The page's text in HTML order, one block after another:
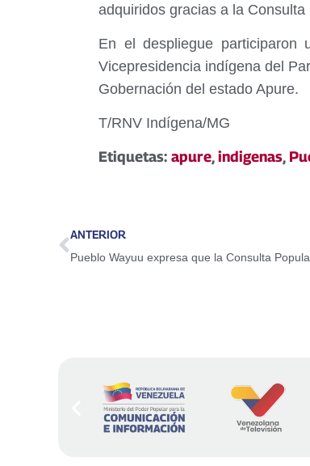
adquiridos gracias a la
En el despliegue participaron
Vicepresidencia indígena del
Gobernación del estado Apure.
T/RNV Indígena/MG
Etiquetas: apure,indigenas,
ANTERIOR
Pueblo Wayuu expresa que la Consulta